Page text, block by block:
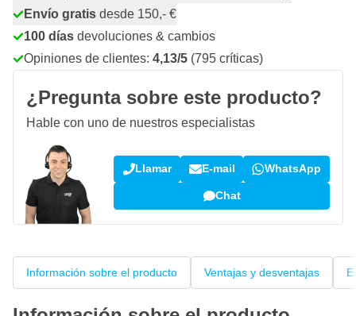
Envío gratis desde 150,- €
100 días devoluciones & cambios
Opiniones de clientes: 4,13/5 (795 críticas)
¿Pregunta sobre este producto?
Hable con uno de nuestros especialistas
Llamar E-mail WhatsApp
Chat
Información sobre el producto Ventajas y desventajas